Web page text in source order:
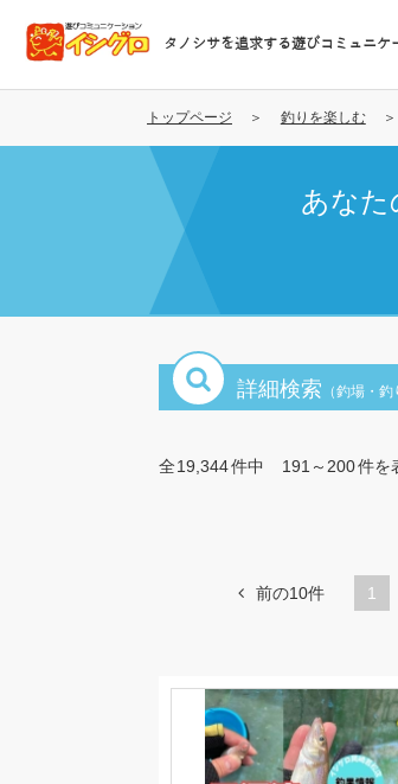
コ
テ
タノシサを追求する遊びコミュニケ
トップページ 釣りを楽しむ
あなた
詳細検索 （釣場・
全19,344件中 191～200件を
前の10件 1